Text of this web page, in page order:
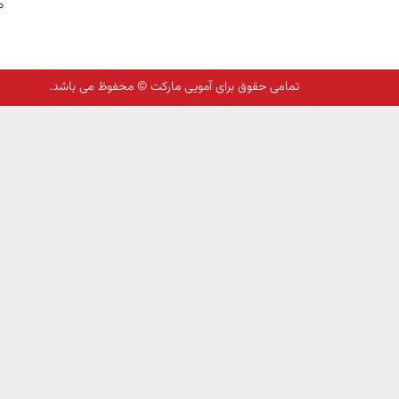
تمامی حقوق برای آمویی مارکت © محفوظ می باشد.